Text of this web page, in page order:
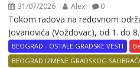
31/07/2026 Alex 0
Tokom radova na redovnom
Jovanovića (Voždovac), od 1. do
BEOGRAD - OSTALE GRADSKE VESTI
BEOGRAD IZMENE GRADSKOG